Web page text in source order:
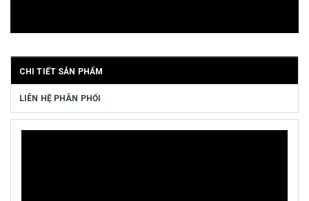
CHI TIẾT SẢN PHẨM
LIÊN HỆ PHÂN PHỐI